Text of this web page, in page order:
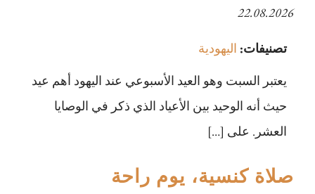
22.08.2026
تصنيفات: اليهودية
يعتبر السبت وهو العيد الأسبوعي عند اليهود أهم عيد
حيث أنه الوحيد بين الأعياد الذي ذكر في الوصايا
العشر. على […]
صلاة كنسية، يوم راحة